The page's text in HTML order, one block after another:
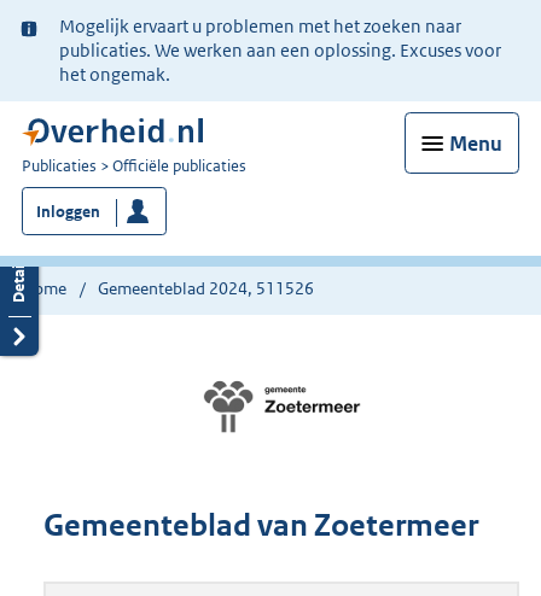
Ter
informatie:
Mogelijk ervaart u problemen met het zoeken naar
publicaties. We werken aan een oplossing. Excuses voor
het ongemak.
Menu
U
bent
nu
hier:
Publicaties Officiële publicaties
Inloggen
Home Gemeenteblad 2024, 511526
Gemeenteblad van Zoetermeer